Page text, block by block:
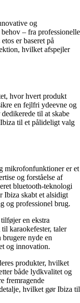
og
– fra professionelle
er baseret på
hvilket afspejler
hvor hvert produkt
en fejlfri ydeevne og
til at skabe
til et pålideligt valg
mikrofonfunktioner er et
og forståelse af
bluetooth-teknologi
Ibiza skabt et alsidigt
og professionel brug.
en ekstra
karaokefester, taler
nyde en
og innovation.
produkter, hvilket
både lydkvalitet og
fremragende
hvilket gør Ibiza til